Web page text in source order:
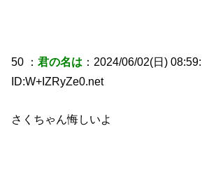
50 ：君の名は ：2024/06/02(日)
ID:W+IZRyZe0.net
さくちゃん悔しいよ